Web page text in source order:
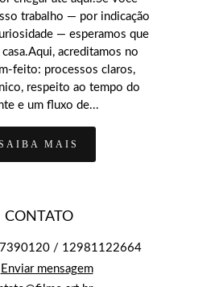
trabalho — por indicação
— esperamos que
acreditamos no
feito: processos claros,
respeito ao tempo do
e um fluxo de...
MAIS
CONTATO
/ 12981122664
Enviar mensagem